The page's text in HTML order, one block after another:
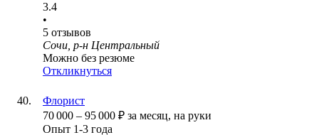
3.4
•
5 отзывов
Сочи, р-н Центральный
Можно без резюме
Откликнуться
Флорист
70 000 – 95 000 ₽ за месяц, на руки
Опыт 1-3 года